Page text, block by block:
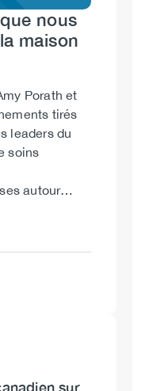
nous
maison
Porath et
tirés
leaders du
soins
autour…
sur